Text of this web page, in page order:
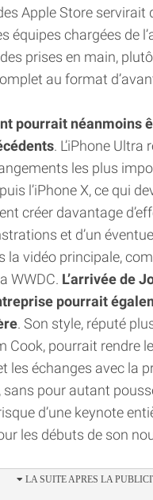
Apple Store servirait
équipes chargées de
prises en main,
au format
pourrait néanmoins
. L’iPhone Ultra
les plus
l’iPhone X, ce qui
créer davantage
et d’un
la vidéo principale,
WWDC. L’arrivée de
pourrait
. Son style, réputé
Cook, pourrait rendre
les échanges avec la
sans pour autant
d’une keynote
les débuts de son